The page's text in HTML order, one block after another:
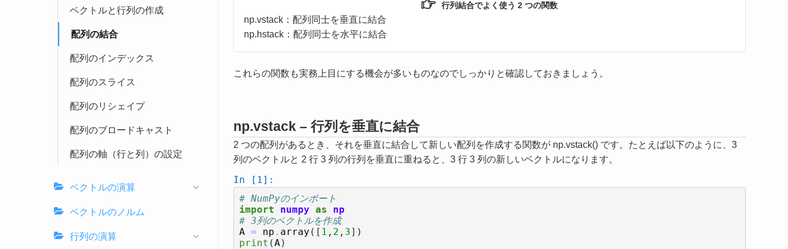
ベクトルと行列の作成
配列の結合
配列のインデックス
配列のスライス
配列のリシェイプ
配列のブロードキャスト
配列の軸（行と列）の設定
ベクトルの演算
ベクトルのノルム
行列の演算
行列結合でよく使う 2 つの関数
np.vstack：配列同士を垂直に結合
np.hstack：配列同士を水平に結合
これらの関数も実務上目にする機会が多いものなのでしっかりと確認しておきましょう。
np.vstack – 行列を垂直に結合
2 つの配列があるとき、それを垂直に結合して新しい配列を作成する関数が np.vstack() です。たとえば以下のように、3
列のベクトルと 2 行 3 列の行列を垂直に重ねると、3 行 3 列の新しいベクトルになります。
In [1]:
# NumPyのインポート
import
numpy as
np
# 3列のベクトルを作成
A = np . array ([ 1 , 2 , 3])
print (A )